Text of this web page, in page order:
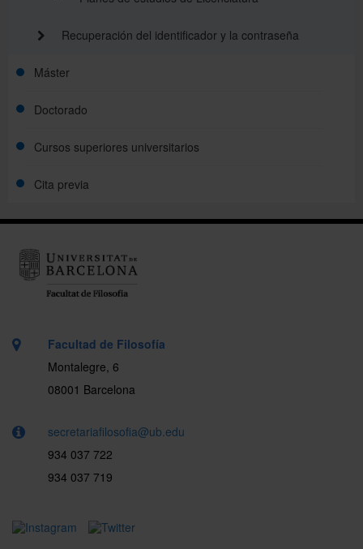
Recuperación del identificador y la contraseña
Máster
Doctorado
Cursos superiores universitarios
Cita previa
Facultad de Filosofía
Montalegre, 6
08001 Barcelona
secretariafilosofia@ub.edu
934 037 722
934 037 719